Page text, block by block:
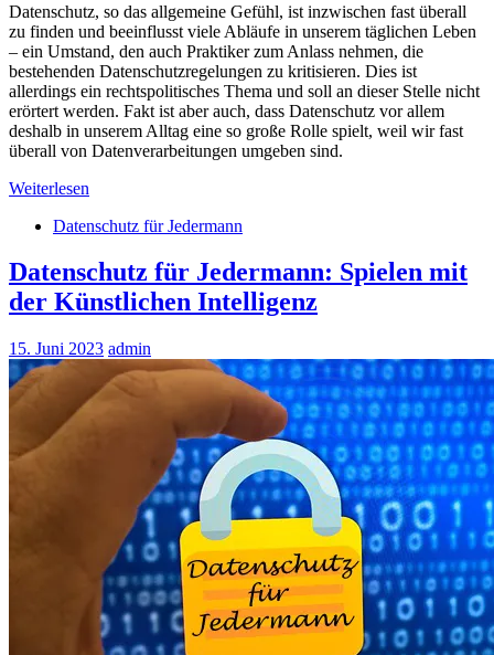
Datenschutz, so das allgemeine Gefühl, ist inzwischen fast überall
zu finden und beeinflusst viele Abläufe in unserem täglichen Leben
– ein Umstand, den auch Praktiker zum Anlass nehmen, die
bestehenden Datenschutzregelungen zu kritisieren. Dies ist
allerdings ein rechtspolitisches Thema und soll an dieser Stelle nicht
erörtert werden. Fakt ist aber auch, dass Datenschutz vor allem
deshalb in unserem Alltag eine so große Rolle spielt, weil wir fast
überall von Datenverarbeitungen umgeben sind.
Weiterlesen
Datenschutz für Jedermann
Datenschutz für Jedermann: Spielen mit
der Künstlichen Intelligenz
15. Juni 2023 admin